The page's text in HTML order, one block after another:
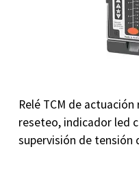
Relé TCM de
reseteo, indicador led
supervisión de tensión